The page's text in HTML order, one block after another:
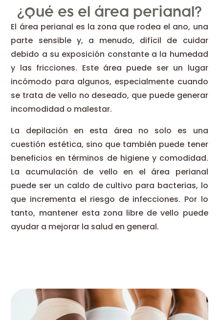
¿Qué es el área perianal?
El área perianal es la zona que rodea el ano, una
parte sensible y, a menudo, difícil de cuidar
debido a su exposición constante a la humedad
y las fricciones. Este área puede ser un lugar
incómodo para algunos, especialmente cuando
se trata de vello no deseado, que puede generar
incomodidad o malestar.
La depilación en esta área no solo es una
cuestión estética, sino que también puede tener
beneficios en términos de higiene y comodidad.
La acumulación de vello en el área perianal
puede ser un caldo de cultivo para bacterias, lo
que incrementa el riesgo de infecciones. Por lo
tanto, mantener esta zona libre de vello puede
ayudar a mejorar la salud en general.